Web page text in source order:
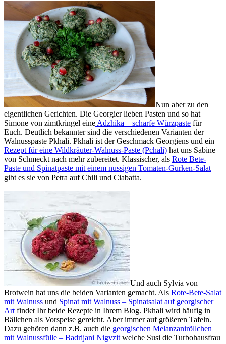
Nun aber zu den
eigentlichen Gerichten. Die Georgier lieben Pasten und so hat
Simone von zimtkringel eine Adzhika – scharfe Würzpaste für
Euch. Deutlich bekannter sind die verschiedenen Varianten der
Walnusspaste Pkhali. Pkhali ist der Geschmack Georgiens und ein
Rezept für eine Wildkräuter-Walnuss-Paste (Pchali) hat uns Sabine
von Schmeckt nach mehr zubereitet. Klassischer, als Rote Bete-
Paste und Spinatpaste mit einem nussigen Tomaten-Gurken-Salat
gibt es sie von Petra auf Chili und Ciabatta.
Und auch Sylvia von
Brotwein hat uns die beiden Varianten gemacht. Als Rote-Bete-Salat
mit Walnuss und Spinat mit Walnuss – Spinatsalat auf georgischer
Art findet Ihr beide Rezepte in Ihrem Blog. Pkhali wird häufig in
Bällchen als Vorspeise gereicht. Aber immer auf größeren Tafeln.
Dazu gehören dann z.B. auch die georgischen Melanzaniröllchen
mit Walnussfülle – Badrijani Nigvzit welche Susi die Turbohausfrau